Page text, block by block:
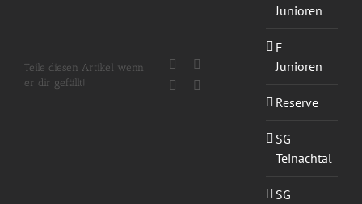
Teile diesen Artikel wenn
er dir gefällt!
Facebook
WhatsApp
Junioren
F-
Junioren
Reserve
SG
Teinachtal
SG